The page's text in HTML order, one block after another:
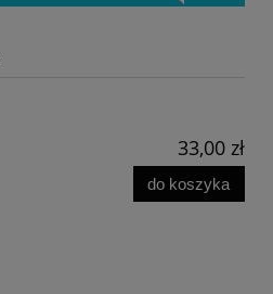
33,00 zł
do koszyka